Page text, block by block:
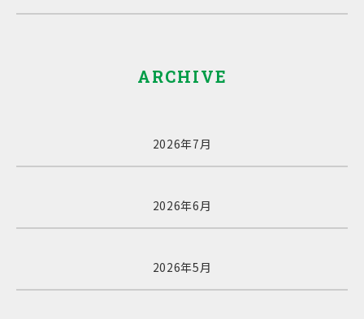
ARCHIVE
2026年7月
2026年6月
2026年5月